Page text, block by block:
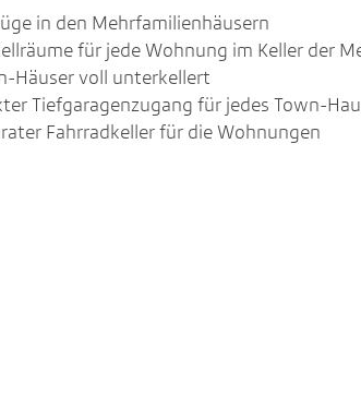
in den Mehrfamilienhäusern
für jede Wohnung im Keller der
Häuser voll unterkellert
Tiefgaragenzugang für jedes Town-
Fahrradkeller für die Wohnungen